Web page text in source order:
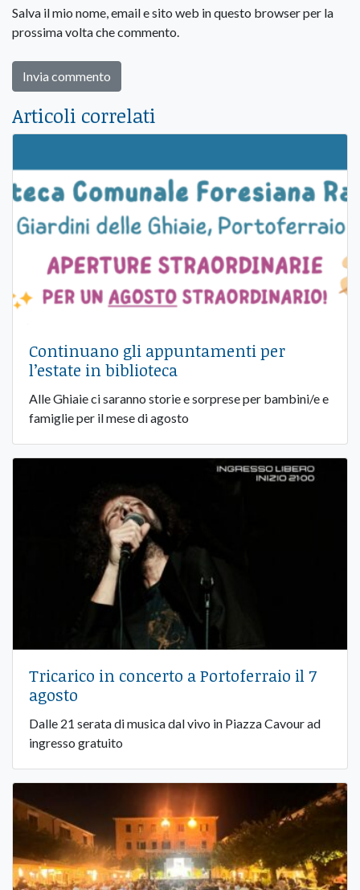
Salva il mio nome, email e sito web in questo browser per la
prossima volta che commento.
Articoli correlati
Continuano gli appuntamenti per
l’estate in biblioteca
Alle Ghiaie ci saranno storie e sorprese per bambini/e e
famiglie per il mese di agosto
Tricarico in concerto a Portoferraio il 7
agosto
Dalle 21 serata di musica dal vivo in Piazza Cavour ad
ingresso gratuito